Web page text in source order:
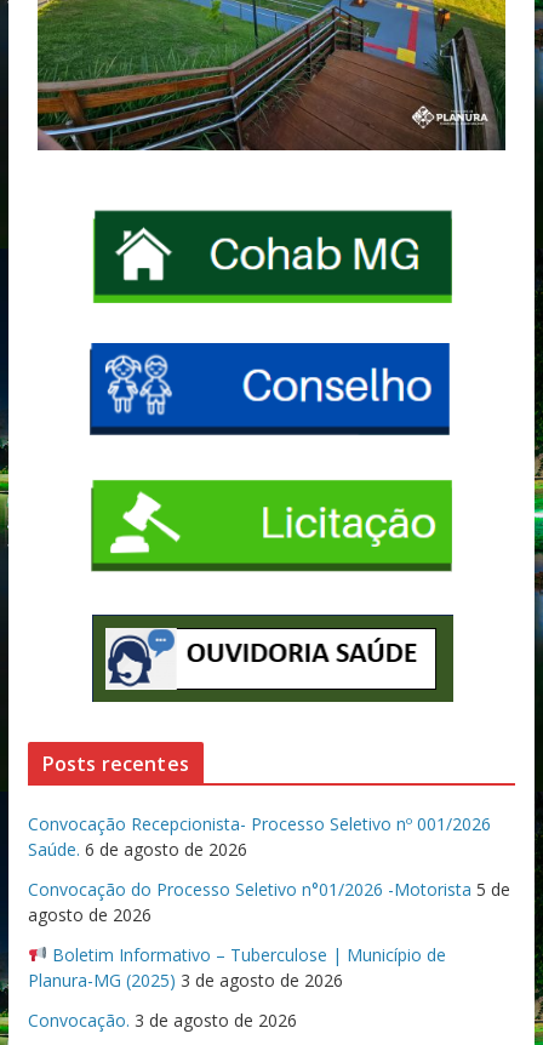
Posts recentes
Convocação Recepcionista- Processo Seletivo nº 001/2026
Saúde. 6 de agosto de 2026
Convocação do Processo Seletivo n°01/2026 -Motorista 5 de
agosto de 2026
Boletim Informativo – Tuberculose | Município de
Planura-MG (2025) 3 de agosto de 2026
Convocação. 3 de agosto de 2026